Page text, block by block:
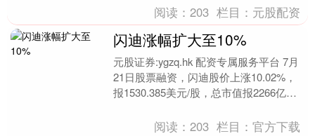
天性血栓性血....
阅读：203 栏目： 元股配资
闪迪涨幅扩大至10%
元股证券:ygzq.hk 配资专属服务平台 7月
21日股票融资，闪迪股价上涨10.02%，
报1530.385美元/股，总市值报2266亿美
阅读：203 栏目：官方下载